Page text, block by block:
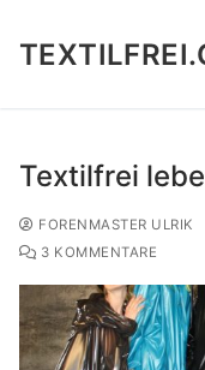
Inhalt
Textilfrei
FORENMASTER ULRIK
3 KOMMENTARE